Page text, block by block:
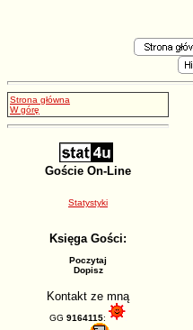
Strona główna
W górę
Goście On-Line
Statystyki
Księga Gości:
Poczytaj
Dopisz
Kontakt ze mną
GG 9164115: